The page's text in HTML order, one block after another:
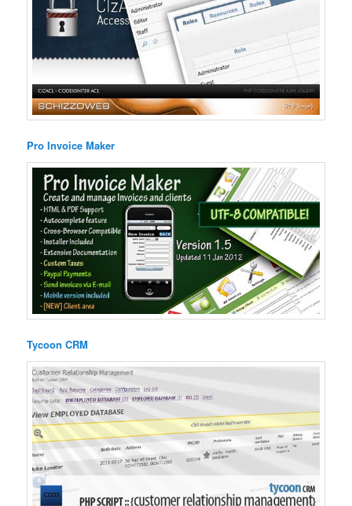
Pro Invoice Maker
Tycoon CRM